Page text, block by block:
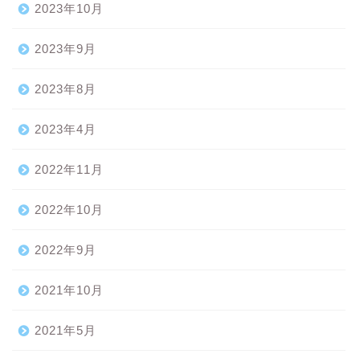
2023年10月
2023年9月
2023年8月
2023年4月
2022年11月
2022年10月
2022年9月
2021年10月
2021年5月